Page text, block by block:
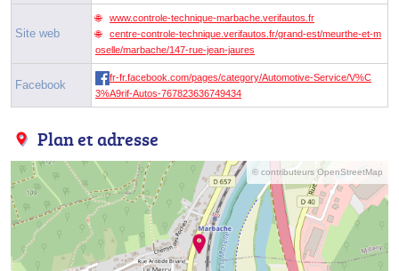
Site web
www.controle-technique-marbache.verifautos.fr
centre-controle-technique.verifautos.fr/grand-est/meurthe-et-m
oselle/marbache/147-rue-jean-jaures
Facebook
fr-fr.facebook.com/pages/category/Automotive-Service/V%C
3%A9rif-Autos-767823636749434
Plan et adresse
© contributeurs OpenStreetMap